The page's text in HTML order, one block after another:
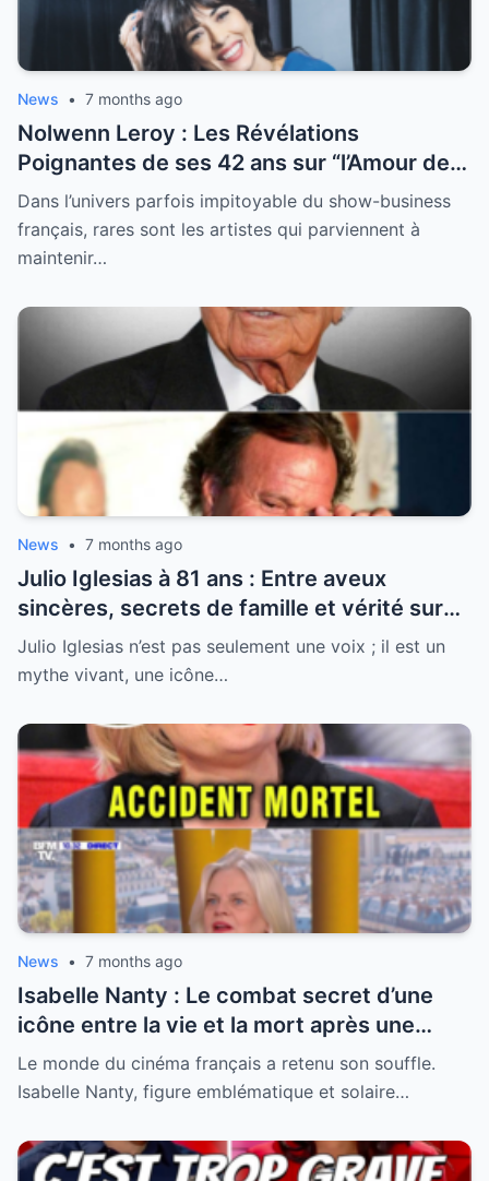
News • 7 months ago
Nolwenn Leroy : Les Révélations
Poignantes de ses 42 ans sur “l’Amour de
sa Vie”
Dans l’univers parfois impitoyable du show-business
français, rares sont les artistes qui parviennent à
maintenir…
News • 7 months ago
Julio Iglesias à 81 ans : Entre aveux
sincères, secrets de famille et vérité sur
sa santé, la légende se livre enfin
Julio Iglesias n’est pas seulement une voix ; il est un
mythe vivant, une icône…
News • 7 months ago
Isabelle Nanty : Le combat secret d’une
icône entre la vie et la mort après une
hospitalisation critique
Le monde du cinéma français a retenu son souffle.
Isabelle Nanty, figure emblématique et solaire…